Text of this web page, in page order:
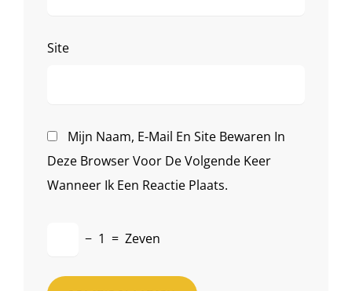
Site
Mijn Naam, E-Mail En Site Bewaren In
Deze Browser Voor De Volgende Keer
Wanneer Ik Een Reactie Plaats.
− 1 = Zeven